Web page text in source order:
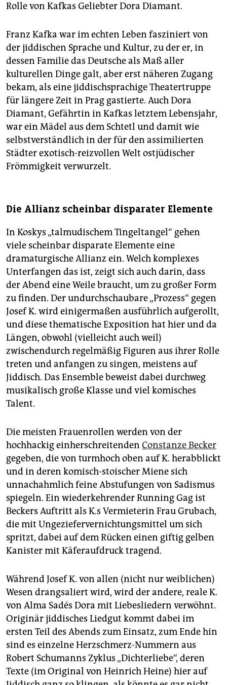
Rolle von Kafkas Geliebter Dora Diamant.
Franz Kafka war im echten Leben fasziniert von
der jiddischen Sprache und Kultur, zu der er, in
dessen Familie das Deutsche als Maß aller
kulturellen Dinge galt, aber erst näheren Zugang
bekam, als eine jiddischsprachige Theatertruppe
für längere Zeit in Prag gastierte. Auch Dora
Diamant, Gefährtin in Kafkas letztem Lebensjahr,
war ein Mädel aus dem Schtetl und damit wie
selbstverständlich in der für den assimilierten
Städter exotisch-reizvollen Welt ostjüdischer
Frömmigkeit verwurzelt.
Die Allianz scheinbar disparater Elemente
In Koskys „talmudischem Tingeltangel“ gehen
viele scheinbar disparate Elemente eine
dramaturgische Allianz ein. Welch komplexes
Unterfangen das ist, zeigt sich auch darin, dass
der Abend eine Weile braucht, um zu großer Form
zu finden. Der undurchschaubare „Prozess“ gegen
Josef K. wird einigermaßen ausführlich aufgerollt,
und diese thematische Exposition hat hier und da
Längen, obwohl (vielleicht auch weil)
zwischendurch regelmäßig Figuren aus ihrer Rolle
treten und anfangen zu singen, meistens auf
Jiddisch. Das Ensemble beweist dabei durchweg
musikalisch große Klasse und viel komisches
Talent.
Die meisten Frauenrollen werden von der
hochhackig einherschreitenden Constanze Becker
gegeben, die von turmhoch oben auf K. herabblickt
und in deren komisch-stoischer Miene sich
unnachahmlich feine Abstufungen von Sadismus
spiegeln. Ein wiederkehrender Running Gag ist
Beckers Auftritt als K.s Vermieterin Frau Grubach,
die mit Ungeziefervernichtungsmittel um sich
spritzt, dabei auf dem Rücken einen giftig gelben
Kanister mit Käferaufdruck tragend.
Während Josef K. von allen (nicht nur weiblichen)
Wesen drangsaliert wird, wird der andere, reale K.
von Alma Sadés Dora mit Liebesliedern verwöhnt.
Originär jiddisches Liedgut kommt dabei im
ersten Teil des Abends zum Einsatz, zum Ende hin
sind es einzelne Herzschmerz-Nummern aus
Robert Schumanns Zyklus „Dichterliebe“, deren
Texte (im Original von Heinrich Heine) hier auf